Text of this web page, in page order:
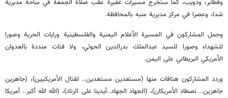
وقطابر، وذويب، كما ستخرج مسيرات غفيرة عقب صلاة الجمعة في ساحة مديرية
شدا، وعصرا في مركز مديرية منبه بالمحافظة.
وحمل المشاركون في المسيرة الأعلام اليمنية والفلسطينية ورايات الحرية وصورا
للشهداء وصورا للسيد عبدالملك بدرالدين الحوثي، ولا فتات منددة بالعدوان
الأمريكي البريطاني على اليمن.
وردد المشاركون هتافات منها (مستعدين مستعدين.. لقتال الأمريكيين)، (جاهزين
جاهزين.. نصطاد الأمريكان)، (الجهاد الجهاد..أيدينا على الزناد)، (الله الله أكبر.. أمريكا